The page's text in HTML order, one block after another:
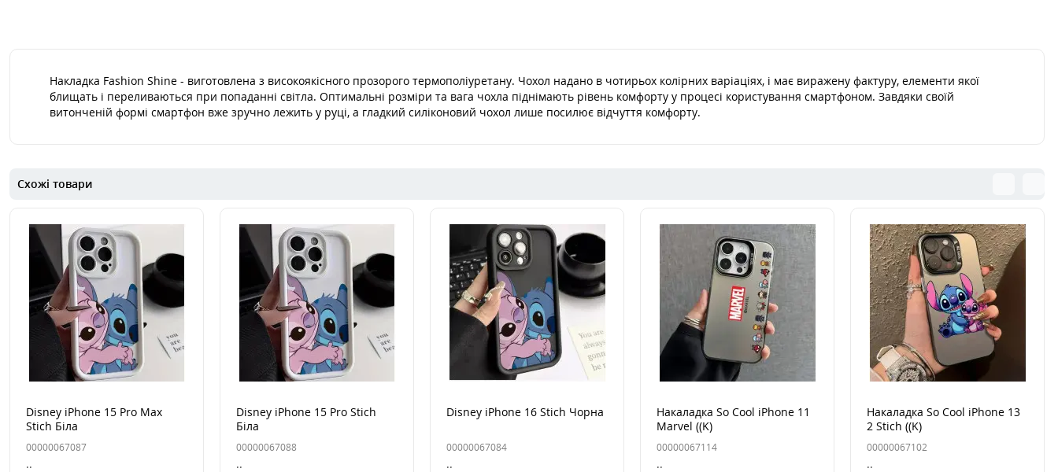
Накладка Fashion Shine - виготовлена з високоякісного прозорого термополіуретану. Чохол надано в чотирьох колірних варіаціях, і має виражену фактуру, елементи якої
блищать і переливаються при попаданні світла. Оптимальні розміри та вага чохла піднімають рівень комфорту у процесі користування смартфоном. Завдяки своїй
витонченій формі смартфон вже зручно лежить у руці, а гладкий силіконовий чохол лише посилює відчуття комфорту.
Схожі товари
Disney iPhone 15 Pro Max
Stich Біла
00000067087
..
Disney iPhone 15 Pro Stich
Біла
00000067088
..
Disney iPhone 16 Stich Чорна
00000067084
..
Накаладка So Cool iPhone 11
Marvel ((K)
00000067114
..
Накаладка So Cool iPhone 13
2 Stich ((K)
00000067102
..